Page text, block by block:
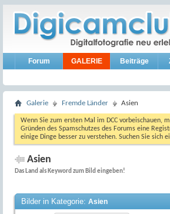
Forum GALERIE Beiträge
Galerie Fremde Länder Asien
Wenn Sie zum ersten Mal im DCC vorbeischauen,
Gründen des Spamschutzes des Forums eine
einige Dinge besser zu verstehen. Suchen Sie
Asien
Das Land als Keyword zum Bild eingeben!
Bilder in Kategorie: Asien